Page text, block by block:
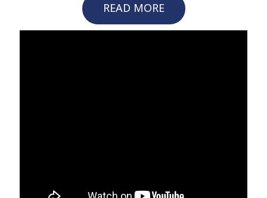
READ MORE